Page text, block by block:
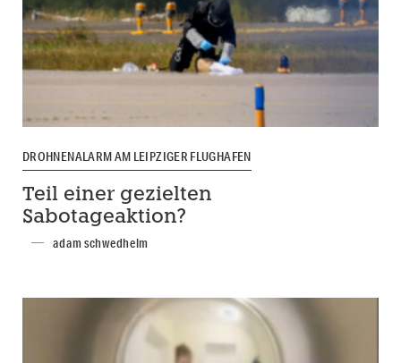
DROHNENALARM AM LEIPZIGER FLUGHAFEN
Teil einer gezielten
Sabotageaktion?
adam schwedhelm